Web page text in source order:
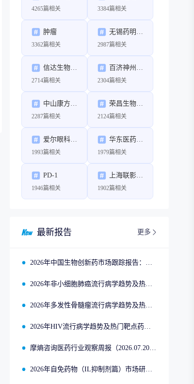
4265篇相关 3384篇相关
肿瘤
3362篇相关
无锡药明康德新药开发股份有限公司
2987篇相关
信达生物制药（苏州）有限公司
2714篇相关
百济神州（北京）生物科技有限公司
2304篇相关
中山康方生物医药有限公司
2287篇相关
荣昌生物制药（烟台）股份有限公司
2124篇相关
爱尔眼科医院集团股份有限公司
1993篇相关
华东医药股份有限公司
1979篇相关
PD-1
1946篇相关
上海联影医疗科技股份有限公司
1902篇相关
最新报告 更多
2026年中国生物创新药市场跟踪报告：司美格鲁肽2025年四季度市场回顾
2026年非小细胞肺癌流行病学趋势及热门靶点药物市场表现洞察
2026年多发性骨髓瘤流行病学趋势及热门靶点药物市场表现洞察
2026年HIV流行病学趋势及热门靶点药物市场表现洞察
摩熵咨询医药行业观察周报（2026.07.20-2026.07.26）
2026年自免药物（IL抑制剂篇）市场研究专题报告